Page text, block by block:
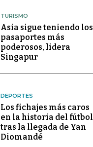
TURISMO
Asia sigue teniendo los
pasaportes más
poderosos, lidera
Singapur
DEPORTES
Los fichajes más caros
en la historia del fútbol
tras la llegada de Yan
Diomandé